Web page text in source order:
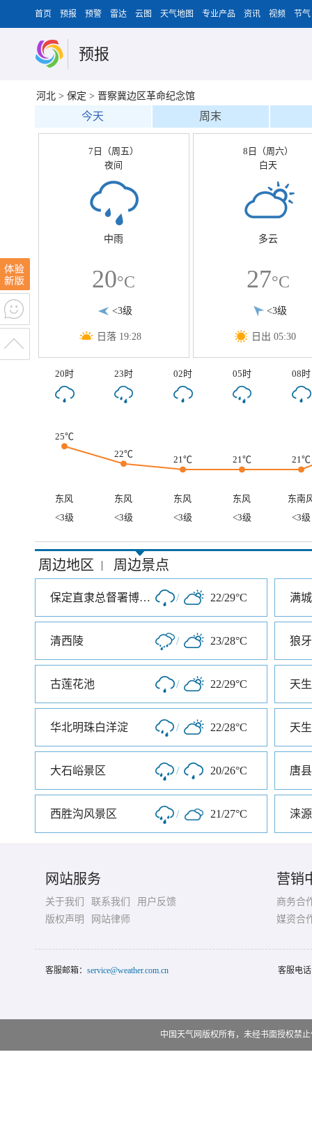
首页 预报 预警 雷达 云图 天气地图 专业产品 资讯 视频 节气
预报
河北 > 保定 > 晋察冀边区革命纪念馆
今天 周末
7日（周五）
夜间
中雨
20°C
<3级
日落 19:28
8日（周六）
白天
多云
27°C
<3级
日出 05:30
20时 23时 02时 05时 08时
25℃
22℃
21℃ 21℃ 21℃
东风 东风 东风 东风
东南
<3级
<3级 <3级 <3级 <3级
周边地区 | 周边景点
保定直隶总督署博物馆 / 22/29°C 满
清西陵 / 23/28°C 狼
古莲花池 / 22/29°C
华北明珠白洋淀 / 22/28°C 天
大石峪景区 / 20/26°C
西胜沟风景区 / 21/27°C 涞
网站服务
关于我们 联系我们
用户反馈
版权声明
网站律师
营销
商务合
媒资合
客服邮箱： service@weather.com.cn 客服电
中国天气网版权所有，未经书面授权